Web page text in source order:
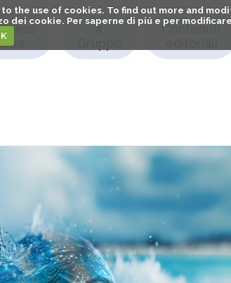
the use of cookies. To find out more and
cookie. Per saperne di piú e per
Il
Contenuti